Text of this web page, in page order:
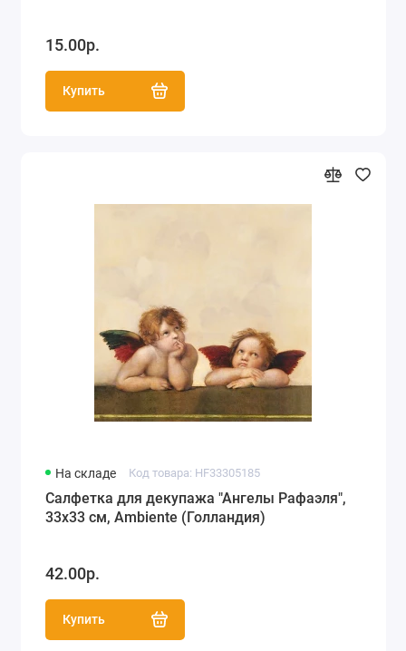
15.00р.
Купить
На складе Код товара: HF33305185
Салфетка для декупажа "Ангелы Рафаэля",
33х33 см, Ambiente (Голландия)
42.00р.
Купить